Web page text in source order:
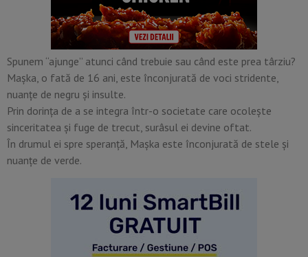
Spunem “ajunge” atunci când trebuie sau când este prea târziu?
Mașka, o fată de 16 ani, este înconjurată de voci stridente,
nuanțe de negru și insulte.
Prin dorința de a se integra într-o societate care ocolește
sinceritatea și fuge de trecut, surâsul ei devine oftat.
În drumul ei spre speranță, Mașka este înconjurată de stele și
nuanțe de verde.